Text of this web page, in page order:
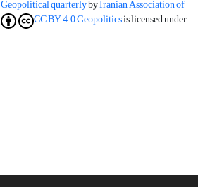
Geopolitical quarterlybyIranian Association of
Geopoliticsis licensed under
CC BY 4.0